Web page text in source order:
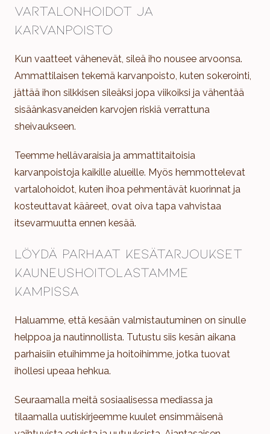
Vartalonhoidot ja
karvanpoisto
Kun vaatteet vähenevät, sileä iho nousee arvoonsa.
Ammattilaisen tekemä karvanpoisto, kuten sokerointi,
jättää ihon silkkisen sileäksi jopa viikoiksi ja vähentää
sisäänkasvaneiden karvojen riskiä verrattuna
sheivaukseen.
Teemme hellävaraisia ja ammattitaitoisia
karvanpoistoja kaikille alueille. Myös hemmottelevat
vartalohoidot, kuten ihoa pehmentävät kuorinnat ja
kosteuttavat kääreet, ovat oiva tapa vahvistaa
itsevarmuutta ennen kesää.
Löydä parhaat kesätarjoukset
kauneushoitolastamme
Kampissa
Haluamme, että kesään valmistautuminen on sinulle
helppoa ja nautinnollista. Tutustu siis kesän aikana
parhaisiin etuihimme ja hoitoihimme, jotka tuovat
ihollesi upeaa hehkua.
Seuraamalla meitä sosiaalisessa mediassa ja
tilaamalla uutiskirjeemme kuulet ensimmäisenä